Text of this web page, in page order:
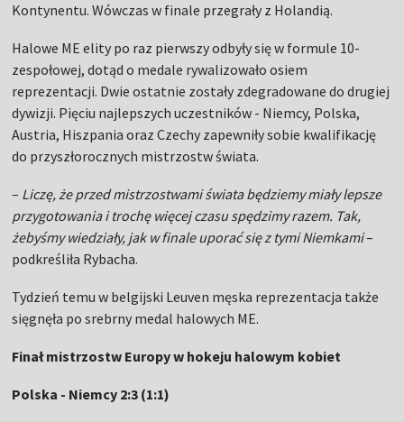
Kontynentu. Wówczas w finale przegrały z Holandią.
Halowe ME elity po raz pierwszy odbyły się w formule 10-
zespołowej, dotąd o medale rywalizowało osiem
reprezentacji. Dwie ostatnie zostały zdegradowane do drugiej
dywizji. Pięciu najlepszych uczestników - Niemcy, Polska,
Austria, Hiszpania oraz Czechy zapewniły sobie kwalifikację
do przyszłorocznych mistrzostw świata.
– Liczę, że przed mistrzostwami świata będziemy miały lepsze
przygotowania i trochę więcej czasu spędzimy razem. Tak,
żebyśmy wiedziały, jak w finale uporać się z tymi Niemkami–
podkreśliła Rybacha.
Tydzień temu w belgijski Leuven męska reprezentacja także
sięgnęła po srebrny medal halowych ME.
Finał mistrzostw Europy w hokeju halowym kobiet
Polska - Niemcy 2:3 (1:1)